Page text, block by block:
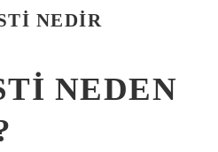
NEDIR
NEDEN